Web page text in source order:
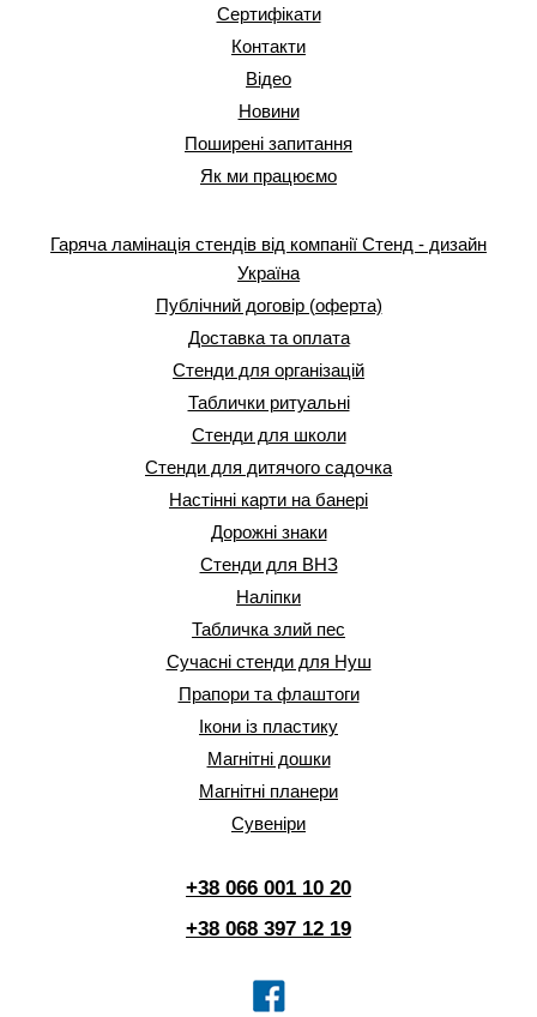
Сертифікати
Контакти
Відео
Новини
Поширені запитання
Як ми працюємо
Гаряча ламінація стендів від компанії Стенд - дизайн
Україна
Публічний договір (оферта)
Доставка та оплата
Стенди для організацій
Таблички ритуальні
Стенди для школи
Стенди для дитячого садочка
Настінні карти на банері
Дорожні знаки
Стенди для ВНЗ
Наліпки
Табличка злий пес
Сучасні стенди для Нуш
Прапори та флаштоги
Ікони із пластику
Магнітні дошки
Магнітні планери
Сувеніри
+38 066 001 10 20
+38 068 397 12 19